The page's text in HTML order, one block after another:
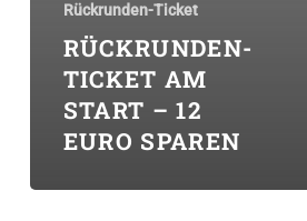
Rückrunden-Ticket
RÜCKRUNDEN-
TICKET AM
START – 12
EURO SPAREN